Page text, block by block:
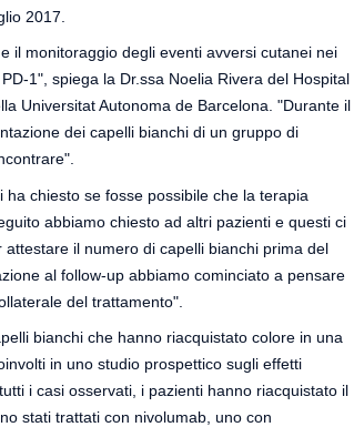
2017.
il monitoraggio degli eventi avversi cutanei nei
1", spiega la Dr.ssa Noelia Rivera del Hospital
Universitat Autonoma de Barcelona. "Durante il
dei capelli bianchi di un gruppo di
chiesto se fosse possibile che la terapia
abbiamo chiesto ad altri pazienti e questi ci
il numero di capelli bianchi prima del
al follow-up abbiamo cominciato a pensare
del trattamento".
bianchi che hanno riacquistato colore in una
in uno studio prospettico sugli effetti
i casi osservati, i pazienti hanno riacquistato il
stati trattati con nivolumab, uno con